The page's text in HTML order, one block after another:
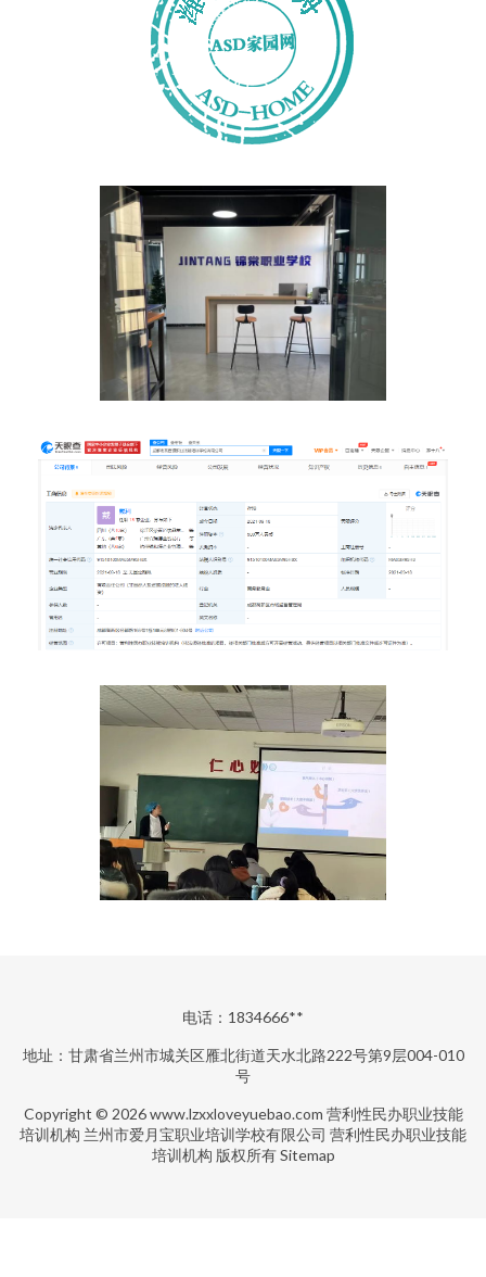
电话：1834666**
地址：甘肃省兰州市城关区雁北街道天水北路222号第9层004-010
号
Copyright © 2026www.lzxxloveyuebao.com 营利性民办职业技能
培训机构 兰州市爱月宝职业培训学校有限公司 营利性民办职业技能
培训机构 版权所有Sitemap